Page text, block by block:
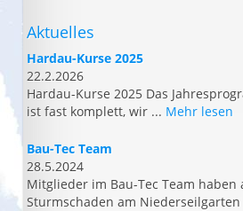
Aktuelles
Hardau-Kurse 2025
22.2.2026
Hardau-Kurse 2025 Das
ist fast komplett, wir ... Mehr lesen
Bau-Tec Team
28.5.2024
Mitglieder im Bau-Tec Team haben
Sturmschaden am